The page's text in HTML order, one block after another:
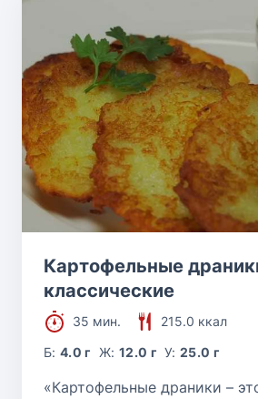
Картофельные
классические
35 мин.
215.0 ккал
Б:4.0 г Ж: 12.0 г У:25.0 г
«Картофельные драники –